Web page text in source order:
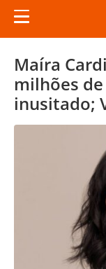
Maíra
milhões
inusitado;